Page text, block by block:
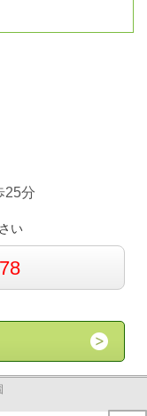
25分
い